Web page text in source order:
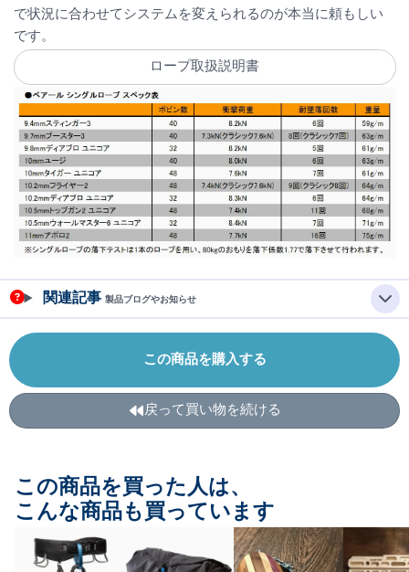
で状況に合わせてシステムを変えられるのが本当に頼もしい
です。
ロープ取扱説明書
関連記事 製品ブログやお知らせ
この商品を購入する
戻って買い物を続ける
この商品を買った人は、
こんな商品も買っています